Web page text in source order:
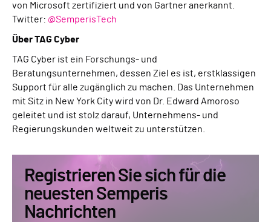
von Microsoft zertifiziert und von Gartner anerkannt.
Twitter: @SemperisTech
Über TAG Cyber
TAG Cyber ist ein Forschungs- und
Beratungsunternehmen, dessen Ziel es ist, erstklassigen
Support für alle zugänglich zu machen. Das Unternehmen
mit Sitz in New York City wird von Dr. Edward Amoroso
geleitet und ist stolz darauf, Unternehmens- und
Regierungskunden weltweit zu unterstützen.
Registrieren Sie sich für die
neuesten Semperis
Nachrichten